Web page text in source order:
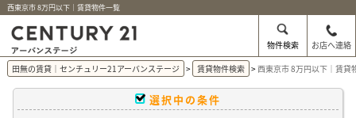
西東京市 8万円以下｜賃貸物件一覧
物件検索
お店へ連絡
田無の賃貸｜センチュリー21アーバンステージ
賃貸物件検索 西東京市 8万円以下｜賃貸
選択中の条件